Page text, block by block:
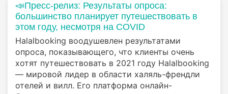
📣Пресс-релиз: Результаты опроса:
большинство планирует путешествовать в
этом году, несмотря на COVID
Halalbooking воодушевлен результатами
опроса, показывающего, что клиенты очень
хотят путешествовать в 2021 году Halalbooking
— мировой лидер в области халяль-френдли
отелей и вилл. Его платформа онлайн-